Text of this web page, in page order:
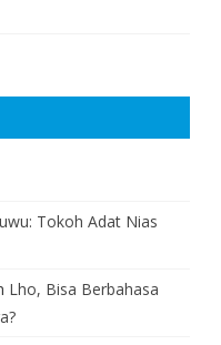
Tokoh Adat Nias
Lho, Bisa Berbahasa